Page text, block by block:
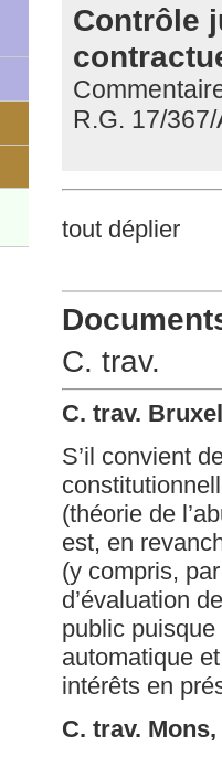
Contrôle
R.G. 17/367/
tout déplier
C. trav.
C. trav.
S’il convient
(théorie de
est, en
(y compris,
d’évaluation
public puisque
automatique
intérêts en
C. trav.